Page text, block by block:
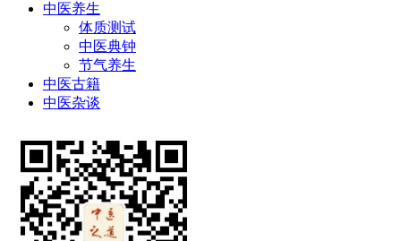
中医养生
体质测试
中医典钟
节气养生
中医古籍
中医杂谈